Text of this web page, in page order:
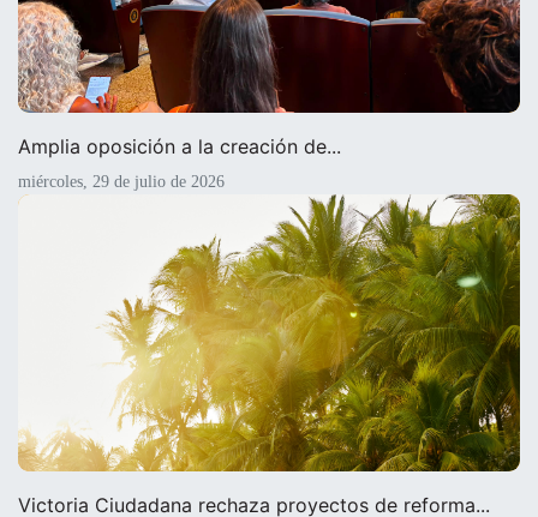
Amplia oposición a la creación de...
miércoles, 29 de julio de 2026
Victoria Ciudadana rechaza proyectos de reforma...